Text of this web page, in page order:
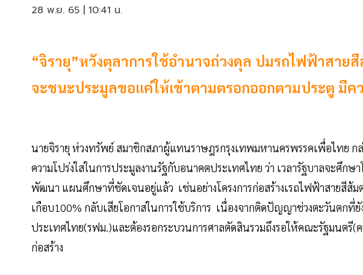
28 พ.ย. 65 | 10:41 น.
“จิรายุ”หวังตุลาการใช้อำนาจถ่วงดุล ปมรถไฟฟ้าสาย
จะชนะประมูลขอแค่ให้เข้าตามตรอกออกตามประตู มีค
นายจิรายุ ห่วงทรัพย์ สมาชิกสภาผู้แทนราษฎรกรุงเทพมหานครพรรคเพื่อไทย กล่
ความโปร่งใสในการประมูลงานรัฐกับอนาคตประเทศไทย ว่า เวลารัฐบาลจะศึก
พัฒนา แผนศึกษาที่ชัดเจนอยู่แล้ว เช่นอย่างโครงการก่อสร้างเรถไฟฟ้าสายสีส้
เกือบ100% กลับเสียโอกาสในการใช้บริการ เนื่องจากติดปัญญาช่วงตะวันตกที่
ประเทศไทย(รฟม.)และต้องรอกระบวนการศาลตัดสินรวมถึงรอให้คณะรัฐมนต
ก่อสร้าง